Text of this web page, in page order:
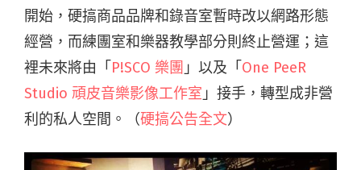
開始，硬搞商品品牌和錄音室暫時改以網路形態
經營，而練團室和樂器教學部分則終止營運；這
裡未來將由「 P!SCO 樂團 」以及「 One PeeR
Studio 頑皮音樂影像工作室 」接手，轉型成非營
利的私人空間。（硬搞公告全文）